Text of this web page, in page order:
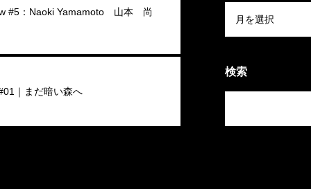
#5：Naoki Yamamoto 山本 尚
｜まだ暗い森へ
検索